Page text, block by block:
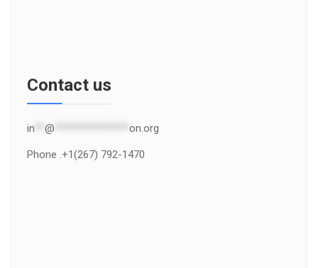
Contact us
in @ on.org
Phone .+1(267) 792-1470